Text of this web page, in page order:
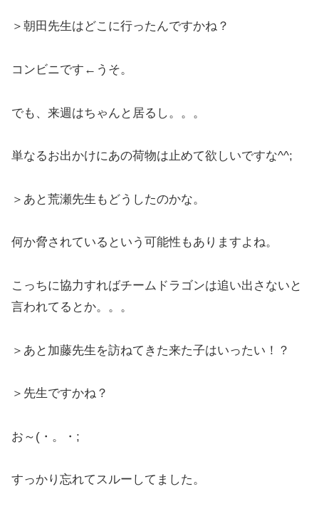
＞朝田先生はどこに行ったんですかね？
コンビニです←うそ。
でも、来週はちゃんと居るし。。。
単なるお出かけにあの荷物は止めて欲しいですな^^;
＞あと荒瀬先生もどうしたのかな。
何か脅されているという可能性もありますよね。
こっちに協力すればチームドラゴンは追い出さないと
言われてるとか。。。
＞あと加藤先生を訪ねてきた来た子はいったい！？
＞先生ですかね？
お～(・。・;
すっかり忘れてスルーしてました。